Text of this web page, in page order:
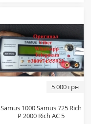
5 000 грн
Sаmus 1000 Sаmus 725 Riсh
P 2000 Riсh AC 5